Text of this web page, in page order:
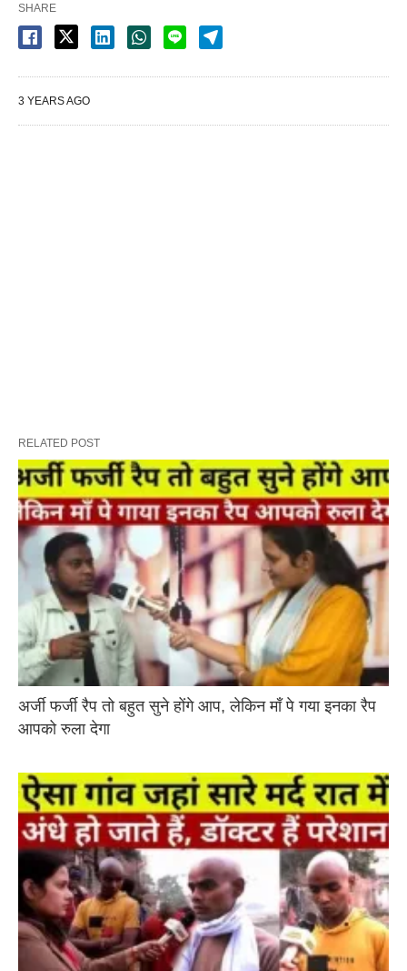
SHARE
3 YEARS AGO
RELATED POST
अर्जी फर्जी रैप तो बहुत सुने होंगे आप, लेकिन माँ पे गया इनका रैप
आपको रुला देगा